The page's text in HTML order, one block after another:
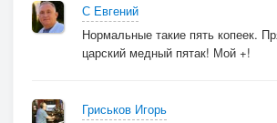
С Евгений
Нормальные такие пять копеек.
царский медный пятак! Мой +!
Гриськов Игорь